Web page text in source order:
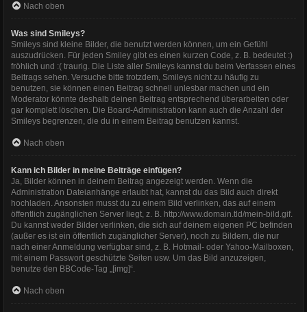
Nach oben
Was sind Smileys?
Smileys sind kleine Bilder, die benutzt werden können, um ein Gefühl
auszudrücken. Für jeden Smiley gibt es einen kurzen Code, z. B. bedeutet :)
fröhlich und :( traurig. Die Liste aller Smileys kannst du beim Verfassen eines
Beitrags sehen. Versuche bitte trotzdem, Smileys nicht zu häufig zu
benutzen, sie können einen Beitrag schnell unlesbar machen und ein
Moderator könnte deshalb deinen Beitrag entsprechend überarbeiten oder
gar komplett löschen. Die Board-Administration kann auch die Anzahl der
Smileys begrenzen, die du in einem Beitrag benutzen kannst.
Nach oben
Kann ich Bilder in meine Beiträge einfügen?
Ja, Bilder können in deinem Beitrag angezeigt werden. Wenn die
Administration Dateianhänge erlaubt hat, kannst du das Bild auch direkt
hochladen. Ansonsten musst du zu einem Bild verlinken, das auf einem
öffentlich zugänglichen Server liegt, z. B. http://www.domain.tld/mein-bild.gif.
Du kannst weder Bilder verlinken, die sich auf deinem eigenen PC befinden
(außer es ist ein öffentlich zugänglicher Server), noch zu Bildern, die nur
nach einer Anmeldung verfügbar sind, z. B. Hotmail- oder Yahoo-Mailboxen,
mit einem Passwort geschützte Seiten usw. Um das Bild anzuzeigen,
benutze den BBCode-Tag „[img]“.
Nach oben